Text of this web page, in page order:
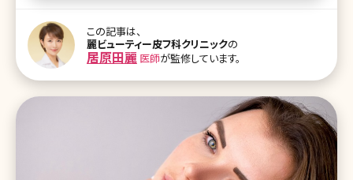
れぞれどのような特徴があるのかについて細かく解説していきます。
ポテンツァはここ2〜3年で広まってきた新しい機械ですが、東京や大
阪を中心に導入している美容クリニックが増加し続けています。なぜ
このように人気になったのか、ポテンツァとはどのような機械なので
しょうか? 【監修医師からのワンポイント】ポテンツァはニードルRFと
この記事は、
麗ビューティー皮フ科クリニックの
居原田麗 医師が監修しています。